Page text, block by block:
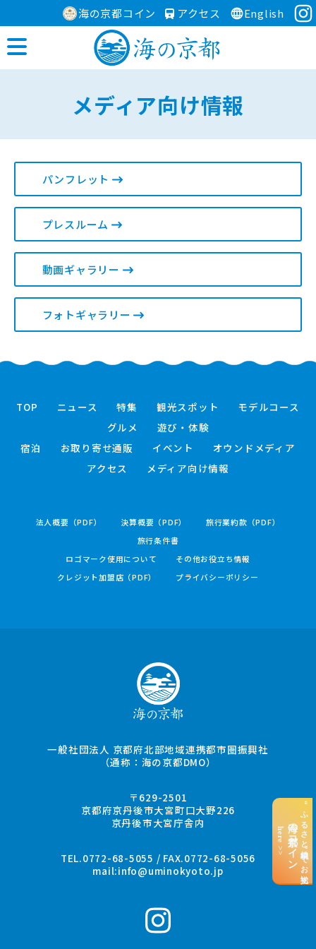
海の京都コイン アクセス English
“ふるさと納税”でお支払い
海の京都コイン
here >>
メディア向け情報
パンフレット
プレスルーム
動画ギャラリー
フォトギャラリー
TOP ニュース 特集 観光スポット
モデルコース
グルメ
遊び・体験
宿泊
お取り寄せ通販 イベント
オウンドメディア
アクセス
メディア向け情報
法人概要（PDF） 決算概要（PDF）
旅行業約款（PDF）
旅行条件書
ロゴマーク使用について
その他お役立ち情報
クレジット加盟店（PDF）
プライバシーポリシー
一般社団法人 京都府北部地域連携都市圏振興社
（通称：海の京都DMO）
〒629-2501
京都府京丹後市大宮町口大野226
京丹後市大宮庁舎内
TEL.0772-68-5055 / FAX.0772-68-5056
mail:info@uminokyoto.jp